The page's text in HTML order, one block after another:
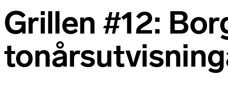
Grillen #12: